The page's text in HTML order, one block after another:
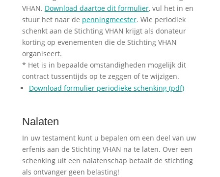
VHAN. Download daartoe dit formulier, vul het in en
stuur het naar de penningmeester. Wie periodiek
schenkt aan de Stichting VHAN krijgt als donateur
korting op evenementen die de Stichting VHAN
organiseert.
* Het is in bepaalde omstandigheden mogelijk dit
contract tussentijds op te zeggen of te wijzigen.
Download formulier periodieke schenking (pdf)
Nalaten
In uw testament kunt u bepalen om een deel van uw
erfenis aan de Stichting VHAN na te laten. Over een
schenking uit een nalatenschap betaalt de stichting
als ontvanger geen belasting!